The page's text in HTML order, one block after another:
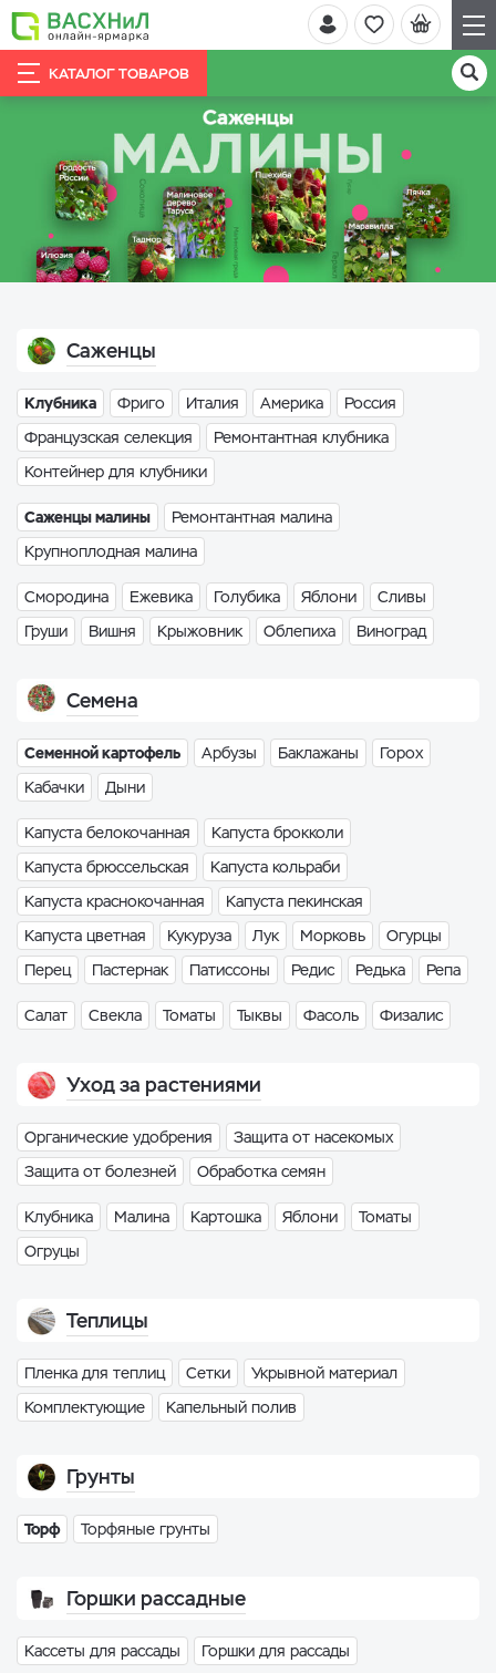
КАТАЛОГ ТОВАРОВ
Саженцы
Клубника Фриго Италия Америка
Россия
Французская селекция
Ремонтантная клубника
Контейнер для клубники
Саженцы малины
Ремонтантная малина
Крупноплодная малина
Смородина Ежевика Голубика Яблони
Сливы
Груши
Вишня Крыжовник Облепиха Виноград
Семена
Семенной картофель Арбузы Баклажаны
Горох
Кабачки
Дыни
Капуста белокочанная
Капуста брокколи
Капуста брюссельская
Капуста кольраби
Капуста краснокочанная
Капуста пекинская
Капуста цветная
Кукуруза Лук Морковь
Огурцы
Перец
Пастернак Патиссоны Редис Редька Репа
Салат Свекла Томаты Тыквы Фасоль Физалис
Уход за растениями
Органические удобрения
Защита от насекомых
Защита от болезней
Обработка семян
Клубника Малина Картошка Яблони
Томаты
Огруцы
Теплицы
Пленка для теплиц Сетки
Укрывной материал
Комплектующие
Капельный полив
Грунты
Торф Торфяные грунты
Горшки рассадные
Кассеты для рассады Горшки для рассады